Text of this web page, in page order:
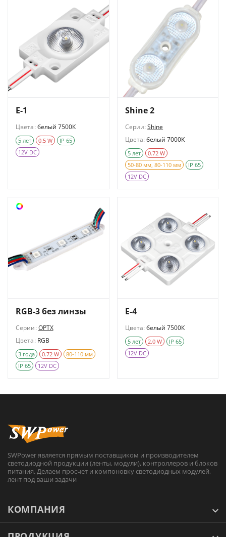
E-1
Цвета: белый 7500К
5 лет 0.5 W
IP 65
12V DC
Shine 2
Серии: Shine
Цвета: белый 7000K
5 лет
0.72 W
50-80 мм, 80-110 мм
IP 65
12V DC
RGB-3 без линзы
Серии: OPTX
Цвета: RGB
3 года 0.72 W
80-110 мм
IP 65
12V DC
E-4
Цвета: белый 7500К
5 лет 2.0 W
IP 65
12V DC
SWPower является прямым поставщиком и производителем
светодиодной продукции (ленты, модули), контроллеров и блоков
питания. Делаем просчет и компоновку светодиодных модулей,
лент под ваши задачи
КОМПАНИЯ